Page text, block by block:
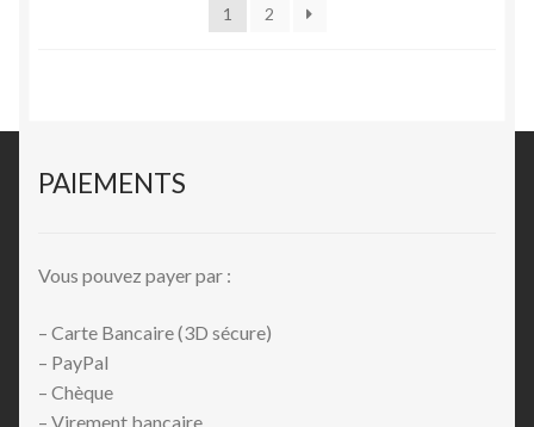
1 2
PAIEMENTS
Vous pouvez payer par :
– Carte Bancaire (3D sécure)
– PayPal
– Chèque
– Virement bancaire